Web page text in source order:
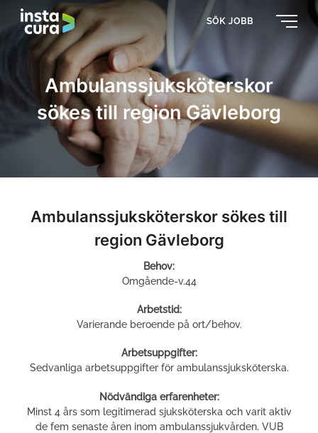
SÖK JOBB
Ambulanssjuksköterskor
sökes till region Gävleborg
Ambulanssjuksköterskor sökes till
region Gävleborg
Behov:
Omgående-v.44
Arbetstid:
Varierande beroende på ort/behov.
Arbetsuppgifter:
Sedvanliga arbetsuppgifter för ambulanssjuksköterska.
Nödvändiga erfarenheter:
Minst 4 års som legitimerad sjuksköterska och varit aktiv
de fem senaste åren inom ambulanssjukvården. VUB